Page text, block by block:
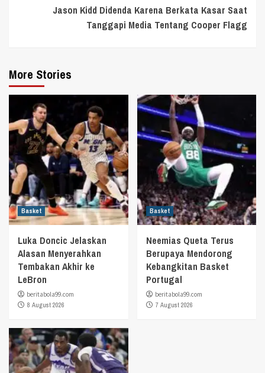
Jason Kidd Didenda Karena Berkata Kasar Saat
Tanggapi Media Tentang Cooper Flagg
More Stories
Basket
Luka Doncic Jelaskan
Alasan Menyerahkan
Tembakan Akhir ke
LeBron
beritabola99.com
8 August 2026
Basket
Neemias Queta Terus
Berupaya Mendorong
Kebangkitan Basket
Portugal
beritabola99.com
7 August 2026